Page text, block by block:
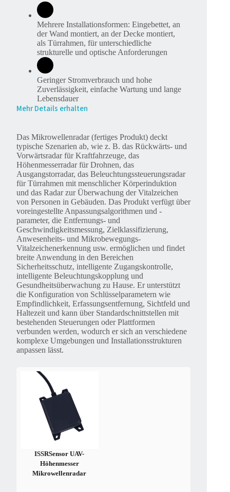
Mehrere Installationsformen: Eingebettet, an
der Wand montiert, an der Decke montiert,
als Türrahmen, für unterschiedliche
strukturelle und optische Anforderungen
Geringer Stromverbrauch und hohe
Zuverlässigkeit, einfache Wartung und lange
Lebensdauer
Mehr Details erhalten
Das Mikrowellenradar (fertiges Produkt) deckt
typische Szenarien ab, wie z. B. das Rückwärts- und
Vorwärtsradar für Kraftfahrzeuge, das
Höhenmesserradar für Drohnen, das
Ausgangstorradar, das Beleuchtungssteuerungsradar
für Türrahmen mit menschlicher Körperinduktion
und das Radar zur Überwachung der Vitalzeichen
von Personen in Gebäuden. Das Produkt verfügt über
voreingestellte Anpassungsalgorithmen und -
parameter, die Entfernungs- und
Geschwindigkeitsmessung, Zielklassifizierung,
Anwesenheits- und Mikrobewegungs-
Vitalzeichenerkennung usw. ermöglichen und findet
breite Anwendung in den Bereichen
Sicherheitsschutz, intelligente Zugangskontrolle,
intelligente Beleuchtungskopplung und
Gesundheitsüberwachung zu Hause. Er unterstützt
die Konfiguration von Schlüsselparametern wie
Empfindlichkeit, Erfassungsentfernung, Sichtfeld und
Haltezeit und kann über Standardschnittstellen mit
bestehenden Steuerungen oder Plattformen
verbunden werden, wodurch er sich an verschiedene
komplexe Umgebungen und Installationsstrukturen
anpassen lässt.
ISSRSensor UAV-
Höhenmesser
Mikrowellenradar